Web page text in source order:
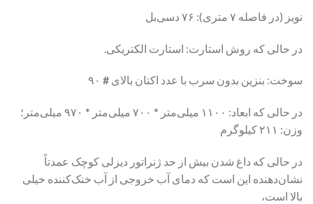
نویز (در فاصله ۷ متری): ۷۶ دسی‌بل
در حالی که روش استارت: استارت الکتریکی.
سوخت: بنزین بدون سرب با عدد اکتان بالای # ۹۰
در حالی که ابعاد: ۱۱۰۰ میلی‌متر * ۷۰۰ میلی‌متر * ۹۷۰ میلی‌متر؛
وزن: ۲۱۱ کیلوگرم
در حالی که داغ شدن بیش از حد ژنراتور دیزلی کوچک عمدتاً
نشان‌دهنده این است که دمای آب خروجی از آب خنک‌کننده خیلی
بالا است،